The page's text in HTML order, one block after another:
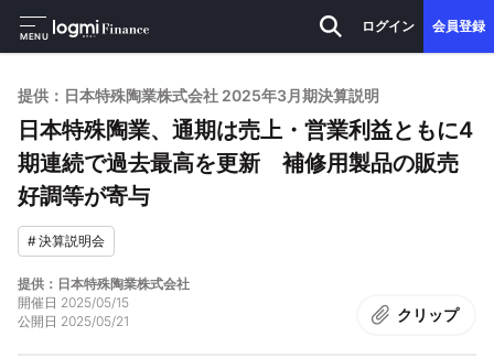
MENU
ログイン 会員登録
提供：日本特殊陶業株式会社 2025年3月期決算説明
日本特殊陶業、通期は売上・営業利益ともに4
期連続で過去最高を更新 補修用製品の販売
好調等が寄与
#決算説明会
提供：日本特殊陶業株式会社
開催日 2025/05/15
公開日 2025/05/21 クリップ